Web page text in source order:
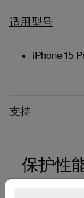
适用型号
iPhone 15
支持
保护性